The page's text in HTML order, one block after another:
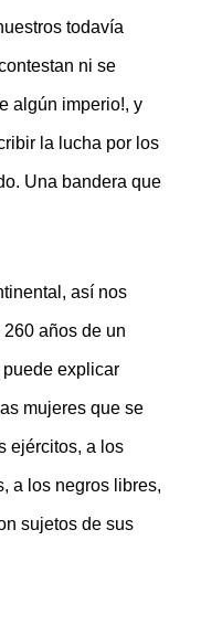
todavía
ni se
algún imperio!, y
la lucha por los
Una bandera que
así nos
años de un
explicar
mujeres que se
ejércitos, a los
a los negros libres,
sujetos de sus